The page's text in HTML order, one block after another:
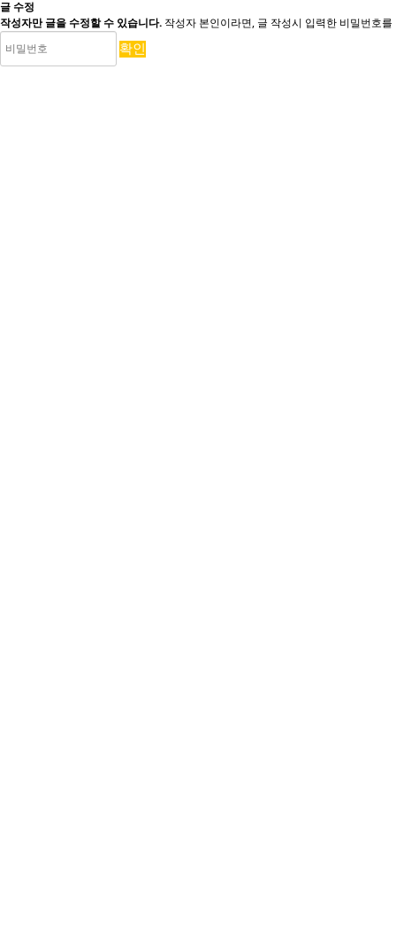
글 수정
작성자만 글을 수정할 수 있습니다. 작성자 본인이라면, 글 작성시 입력한 비밀번호